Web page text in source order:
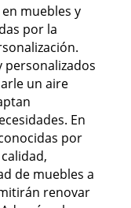
muebles y
por la
personalizados
un aire
En
por
de muebles a
renovar